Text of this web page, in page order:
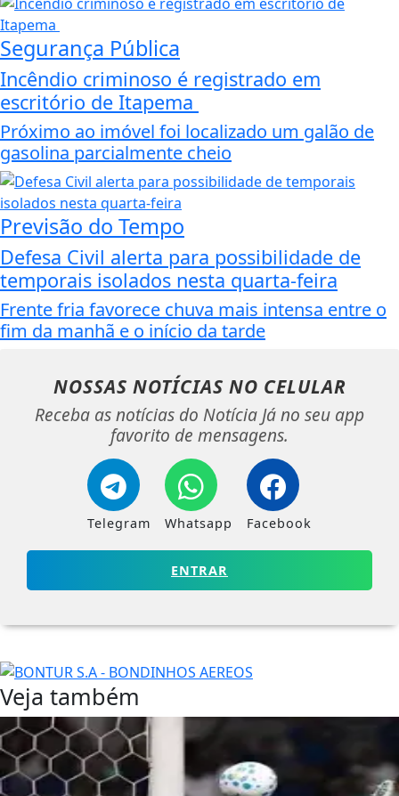
Segurança Pública
Incêndio criminoso é registrado em
escritório de Itapema
Próximo ao imóvel foi localizado um galão de
gasolina parcialmente cheio
Previsão do Tempo
Defesa Civil alerta para possibilidade de
temporais isolados nesta quarta-feira
Frente fria favorece chuva mais intensa entre o
fim da manhã e o início da tarde
NOSSAS NOTÍCIAS NO CELULAR
Receba as notícias do Notícia Já no seu app
favorito de mensagens.
Telegram Whatsapp Facebook
ENTRAR
Veja também